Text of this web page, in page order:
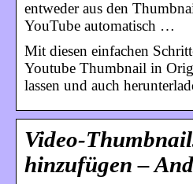
entweder aus den
YouTube automatisch …
Mit diesen einfachen
Youtube Thumbnail in
lassen und auch
Video-
hinzufügen –